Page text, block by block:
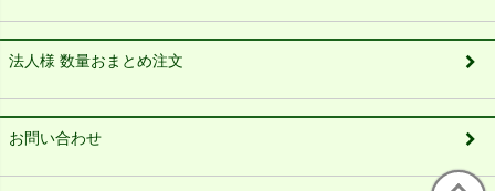
法人様 数量おまとめ注文
お問い合わせ